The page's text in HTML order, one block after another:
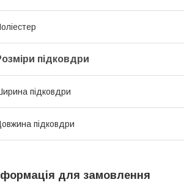
підковдри
підковдри
підковдри
для замовлення